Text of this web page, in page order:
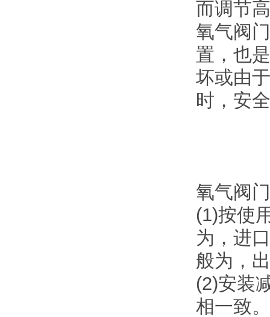
而调节
氧气阀
置，也
坏或由
时，安
氧气阀
(1)按使
为，进
般为，
(2)安装
相一致